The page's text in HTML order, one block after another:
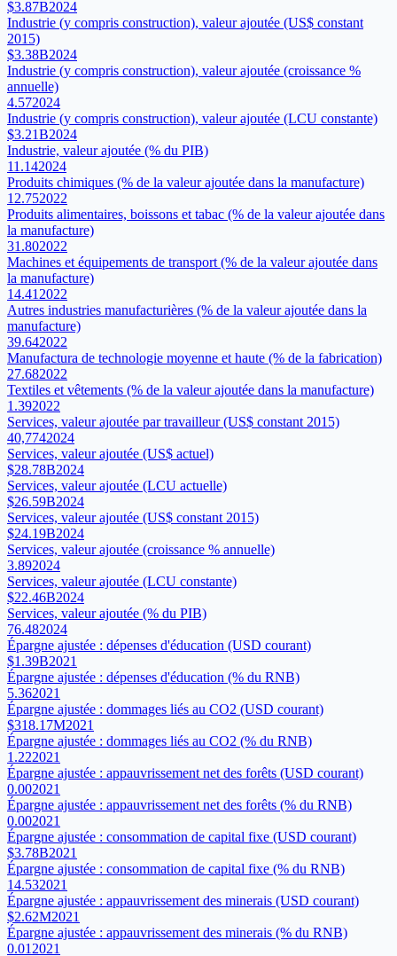
$3.87B2024
Industrie (y compris construction), valeur ajoutée (US$ constant
2015)
$3.38B2024
Industrie (y compris construction), valeur ajoutée (croissance %
annuelle)
4.572024
Industrie (y compris construction), valeur ajoutée (LCU constante)
$3.21B2024
Industrie, valeur ajoutée (% du PIB)
11.142024
Produits chimiques (% de la valeur ajoutée dans la manufacture)
12.752022
Produits alimentaires, boissons et tabac (% de la valeur ajoutée dans
la manufacture)
31.802022
Machines et équipements de transport (% de la valeur ajoutée dans
la manufacture)
14.41 2022
Autres industries manufacturières (% de la valeur ajoutée dans la
manufacture)
39.642022
Manufactura de technologie moyenne et haute (% de la fabrication)
27.682022
Textiles et vêtements (% de la valeur ajoutée dans la manufacture)
1.392022
Services, valeur ajoutée par travailleur (US$ constant 2015)
40,7742024
Services, valeur ajoutée (US$ actuel)
$28.78B2024
Services, valeur ajoutée (LCU actuelle)
$26.59B2024
Services, valeur ajoutée (US$ constant 2015)
$24.19B2024
Services, valeur ajoutée (croissance % annuelle)
3.892024
Services, valeur ajoutée (LCU constante)
$22.46B2024
Services, valeur ajoutée (% du PIB)
76.482024
Épargne ajustée : dépenses d'éducation (USD courant)
$1.39B2021
Épargne ajustée : dépenses d'éducation (% du RNB)
5.362021
Épargne ajustée : dommages liés au CO2 (USD courant)
$318.17M2021
Épargne ajustée : dommages liés au CO2 (% du RNB)
1.222021
Épargne ajustée : appauvrissement net des forêts (USD courant)
0.002021
Épargne ajustée : appauvrissement net des forêts (% du RNB)
0.002021
Épargne ajustée : consommation de capital fixe (USD courant)
$3.78B2021
Épargne ajustée : consommation de capital fixe (% du RNB)
14.532021
Épargne ajustée : appauvrissement des minerais (USD courant)
$2.62M2021
Épargne ajustée : appauvrissement des minerais (% du RNB)
0.01 2021